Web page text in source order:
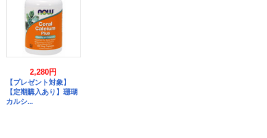
2,280円
【プレゼント対象】
【定期購入あり】珊瑚
カルシ...